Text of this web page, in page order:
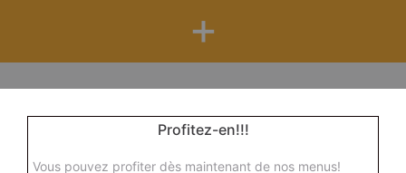
+
Profitez-en!!!
Vous pouvez profiter dès maintenant de nos menus!